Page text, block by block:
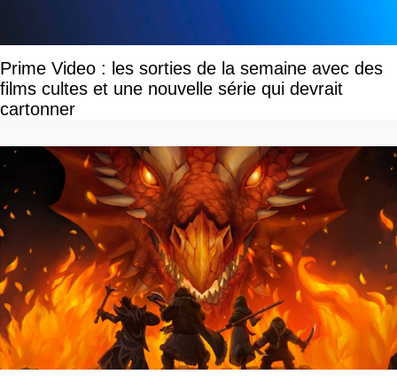
Prime Video : les sorties de la semaine avec des
films cultes et une nouvelle série qui devrait
cartonner